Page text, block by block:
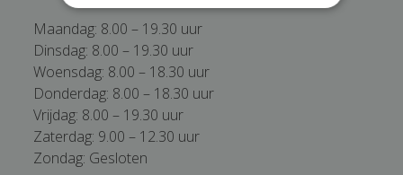
Maandag: 8.00 – 19.30 uur
Dinsdag: 8.00 – 19.30 uur
Woensdag: 8.00 – 18.30 uur
Donderdag: 8.00 – 18.30 uur
Vrijdag: 8.00 – 19.30 uur
Zaterdag: 9.00 – 12.30 uur
Zondag: Gesloten